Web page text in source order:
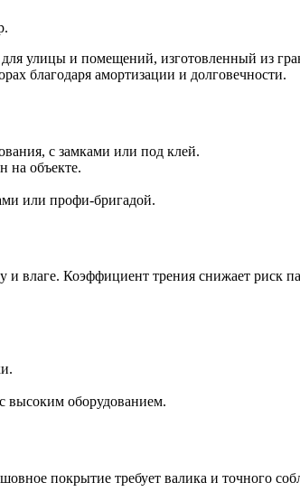
улицы и помещений, изготовленный из
благодаря амортизации и долговечности.
с замками или под клей.
на объекте.
или профи-бригадой.
влаге. Коэффициент трения снижает риск
высоким оборудованием.
покрытие требует валика и точного